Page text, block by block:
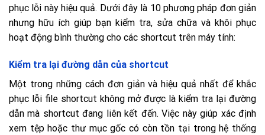
phục lỗi này hiệu quả. Dưới đây là 10 phương pháp đơn giản
nhưng hữu ích giúp bạn kiểm tra, sửa chữa và khôi phục
hoạt động bình thường cho các shortcut trên máy tính:
Kiểm tra lại đường dẫn của shortcut
Một trong những cách đơn giản và hiệu quả nhất để khắc
phục lỗi file shortcut không mở được là kiểm tra lại đường
dẫn mà shortcut đang liên kết đến. Việc này giúp xác định
xem tệp hoặc thư mục gốc có còn tồn tại trong hệ thống